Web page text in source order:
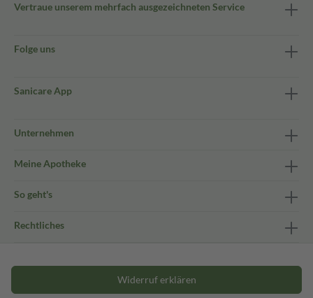
Vertraue unserem mehrfach ausgezeichneten Service
Folge uns
Sanicare App
Unternehmen
Meine Apotheke
So geht's
Rechtliches
Widerruf erklären